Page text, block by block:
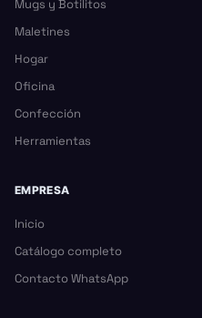
Mugs y Botilitos
Maletines
Hogar
Oficina
Confección
Herramientas
EMPRESA
Inicio
Catálogo completo
Contacto WhatsApp